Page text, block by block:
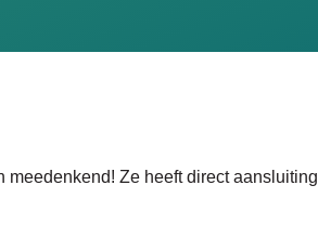
Ze heeft direct